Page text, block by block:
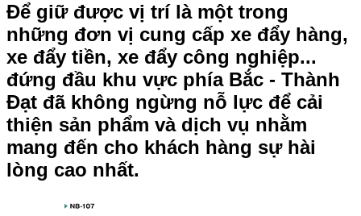
Để giữ được vị trí là một trong
những đơn vị cung cấp xe đẩy hàng,
xe đẩy tiền, xe đẩy công nghiệp...
đứng đầu khu vực phía Bắc - Thành
Đạt đã không ngừng nỗ lực để cải
thiện sản phẩm và dịch vụ nhằm
mang đến cho khách hàng sự hài
lòng cao nhất.